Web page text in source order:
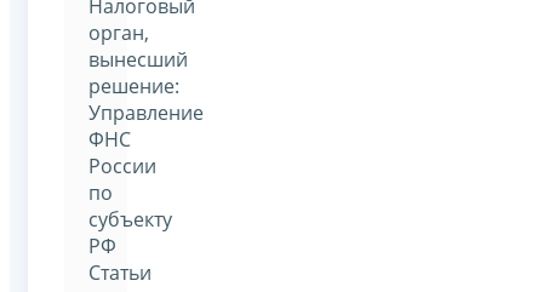
Налоговый
орган,
вынесший
решение:
Управление
ФНС
России
по
субъекту
РФ
Статьи